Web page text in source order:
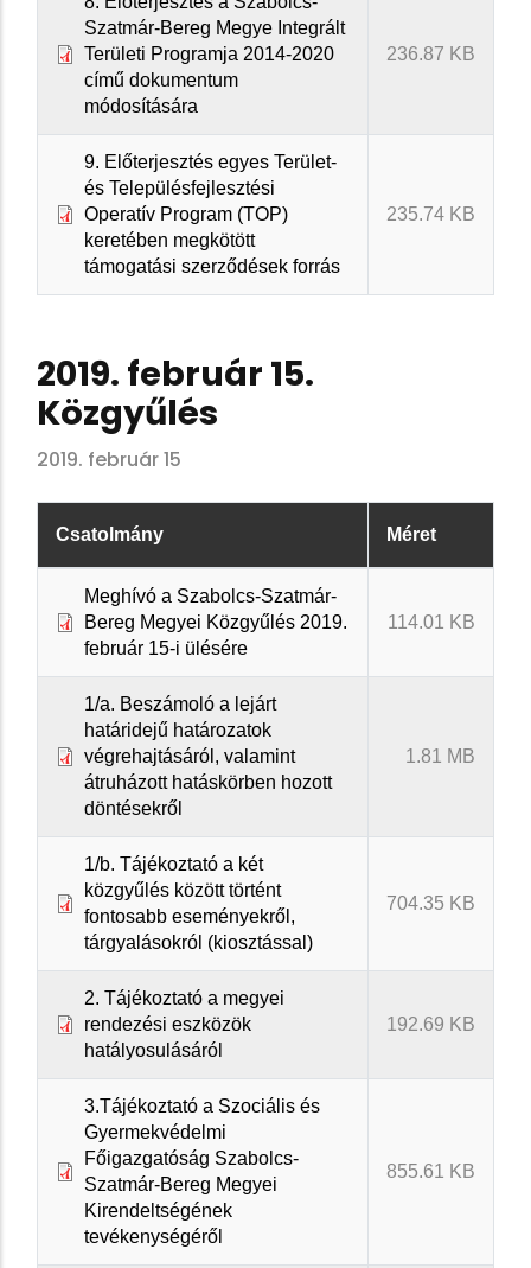
Szatmár-Bereg Megye Integrált
Területi Programja 2014-2020
című dokumentum
módosítására
236.87 KB
9. Előterjesztés egyes Terület-
és Településfejlesztési
Operatív Program (TOP)
keretében megkötött
támogatási szerződések forrás
235.74 KB
2019. február 15.
Közgyűlés
2019. február 15
Csatolmány Méret
Meghívó a Szabolcs-Szatmár-
Bereg Megyei Közgyűlés 2019.
február 15-i ülésére
114.01 KB
1/a. Beszámoló a lejárt
határidejű határozatok
végrehajtásáról, valamint
átruházott hatáskörben hozott
döntésekről
1.81 MB
1/b. Tájékoztató a két
közgyűlés között történt
fontosabb eseményekről,
tárgyalásokról (kiosztással)
704.35 KB
2. Tájékoztató a megyei
rendezési eszközök
hatályosulásáról
192.69 KB
3.Tájékoztató a Szociális és
Gyermekvédelmi
Főigazgatóság Szabolcs-
Szatmár-Bereg Megyei
Kirendeltségének
tevékenységéről
855.61 KB